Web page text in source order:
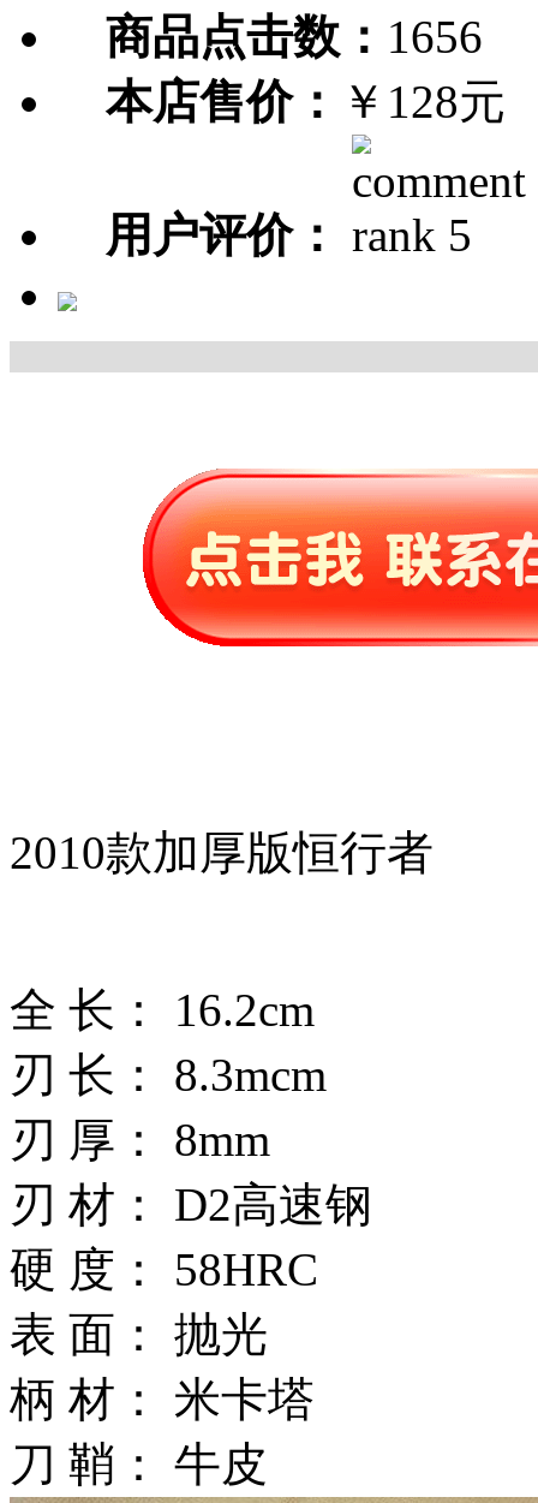
商品点击数： 1656
本店售价： ￥128元
用户评价：
2010款加厚版恒行者
全 长： 16.2cm
刃 长： 8.3mcm
刃 厚： 8mm
刃 材： D2高速钢
硬 度： 58HRC
表 面： 抛光
柄 材： 米卡塔
刀 鞘： 牛皮